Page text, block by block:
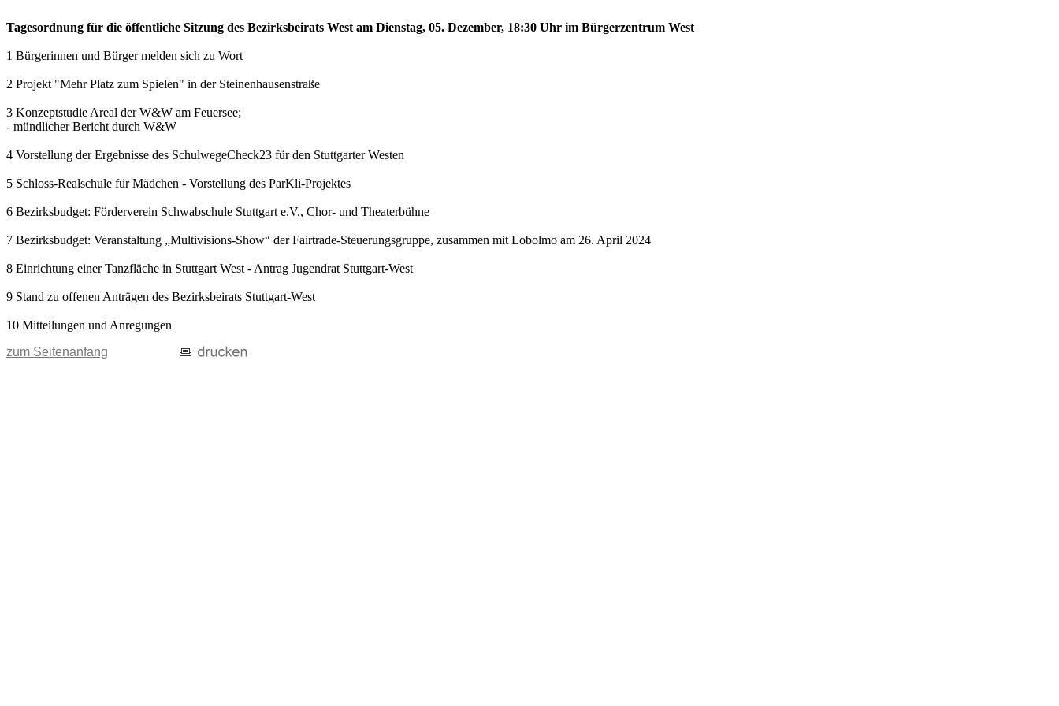
Tagesordnung für die öffentliche Sitzung des Bezirksbeirats West am Dienstag, 05. Dezember, 18:30 Uhr im Bürgerzentrum West
1 Bürgerinnen und Bürger melden sich zu Wort
2 Projekt "Mehr Platz zum Spielen" in der Steinenhausenstraße
3 Konzeptstudie Areal der W&W am Feuersee;
- mündlicher Bericht durch W&W
4 Vorstellung der Ergebnisse des SchulwegeCheck23 für den Stuttgarter Westen
5 Schloss-Realschule für Mädchen - Vorstellung des ParKli-Projektes
6 Bezirksbudget: Förderverein Schwabschule Stuttgart e.V., Chor- und Theaterbühne
7 Bezirksbudget: Veranstaltung „Multivisions-Show“ der Fairtrade-Steuerungsgruppe, zusammen mit Lobolmo am 26. April 2024
8 Einrichtung einer Tanzfläche in Stuttgart West - Antrag Jugendrat Stuttgart-West
9 Stand zu offenen Anträgen des Bezirksbeirats Stuttgart-West
10 Mitteilungen und Anregungen
zum Seitenanfang